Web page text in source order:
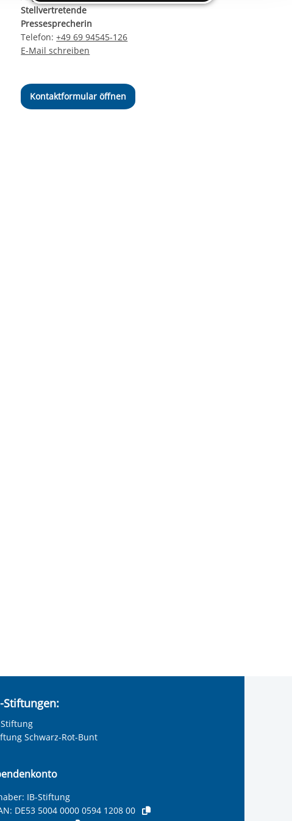
Bereitstellung
setzen wir
Stellvertretende
Pressesprecherin
Telefon:+49 69 94545-126
E-Mail schreiben
Kontaktformular öffnen
Stiftungen:
Schwarz-Rot-Bunt
IB-Stiftung
DE53 5004 0000 0594 1208 00